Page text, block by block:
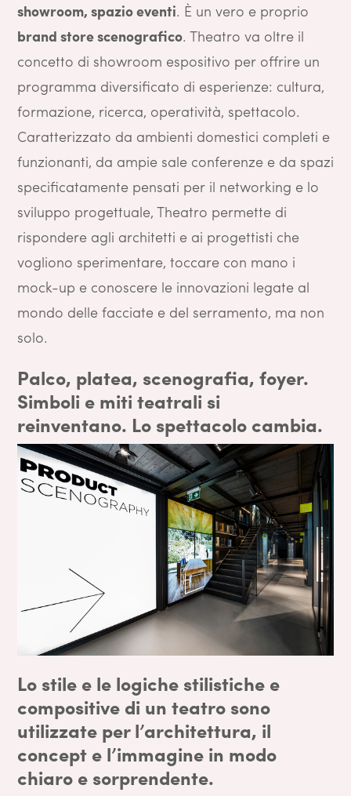
showroom, spazio eventi. È un vero e proprio
brand store scenografico. Theatro va oltre il
concetto di showroom espositivo per offrire un
programma diversificato di esperienze: cultura,
formazione, ricerca, operatività, spettacolo.
Caratterizzato da ambienti domestici completi e
funzionanti, da ampie sale conferenze e da spazi
specificatamente pensati per il networking e lo
sviluppo progettuale, Theatro permette di
rispondere agli architetti e ai progettisti che
vogliono sperimentare, toccare con mano i
mock-up e conoscere le innovazioni legate al
mondo delle facciate e del serramento, ma non
solo.
Palco, platea, scenografia, foyer.
Simboli e miti teatrali si
reinventano. Lo spettacolo cambia.
Lo stile e le logiche stilistiche e
compositive di un teatrosono
utilizzate per l’architettura, il
concept e l’immaginein modo
chiaro e sorprendente.